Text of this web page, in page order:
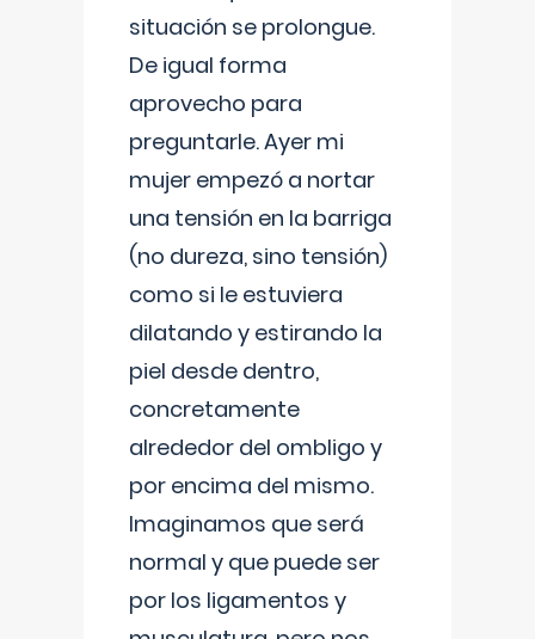
situación se prolongue.
De igual forma
aprovecho para
preguntarle. Ayer mi
mujer empezó a nortar
una tensión en la barriga
(no dureza, sino tensión)
como si le estuviera
dilatando y estirando la
piel desde dentro,
concretamente
alrededor del ombligo y
por encima del mismo.
Imaginamos que será
normal y que puede ser
por los ligamentos y